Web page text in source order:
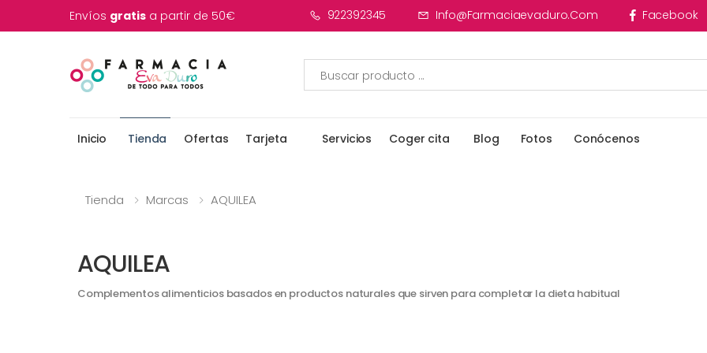
Envíos gratis a partir de 50€ 922392345 Info@farmaciaevaduro.com Facebook
Inicio Tienda Ofertas Tarjeta Servicios Coger cita Blog Fotos Conócenos
Tienda Marcas AQUILEA
AQUILEA
Complementos alimenticios basados en productos naturales que sirven para completar la dieta habitual